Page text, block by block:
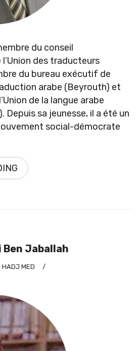
du conseil
des traducteurs
du bureau exécutif de
arabe (Beyrouth) et
de la langue arabe
Depuis sa jeunesse, il a été un
social-démocrate
Ben Jaballah
MED /